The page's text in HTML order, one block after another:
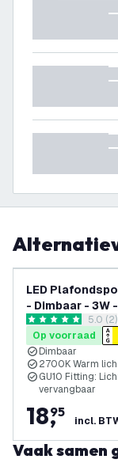
LED
- Dimbaar - 3W
Kantelbaarreviews
5 score sterren5.0 (2)
Op voorraad
Dimbaar
2700K Warm
GU10 Fitting:
vervangbaar
18,
95
incl.
Vaak